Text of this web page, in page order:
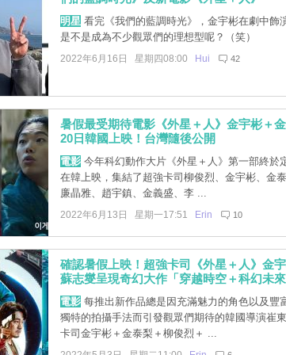
明星看完《我們的藍調時光》，金宇彬在劇中飾
是不是成為不少觀眾們的理想型呢？（笑）
2022年6月16日 星期四08:00 Hui 42
暑假最受期待電影《外星＋人》金宇彬＋
20日韓國上映！台灣隨後公開
電影今年科幻動作大片《外星＋人》第一部終於
在韓上映，集結了超強卡司柳俊烈、金宇彬、金泰
廉晶雅、趙宇鎮、金義盛、李 ...
2022年6月13日 星期一17:51 Erin 10
確認暑假上映！超強卡司《外星＋人》金
蘇志燮呈現奇幻大作「穿越時空＋科幻未來
電影每推出新作品總是因充滿魅力的角色以及豐
獨特的拍攝手法而引發觀眾們期待的韓國導演崔
卡司金宇彬＋金泰梨＋柳俊烈＋ ...